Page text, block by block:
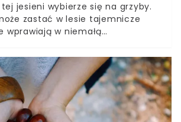
jesieni wybierze się na grzyby.
zastać w lesie tajemnicze
wprawiają w niemałą
stało się jasne.